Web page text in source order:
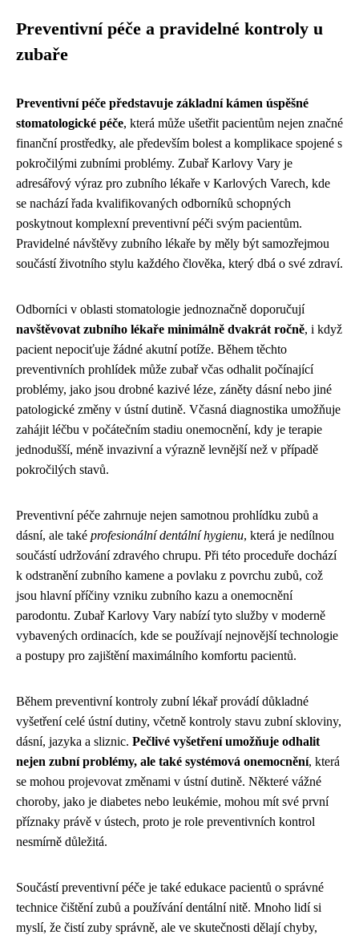
Preventivní péče a pravidelné kontroly u
zubaře
Preventivní péče představuje základní kámen úspěšné
stomatologické péče, která může ušetřit pacientům nejen značné
finanční prostředky, ale především bolest a komplikace spojené s
pokročilými zubními problémy. Zubař Karlovy Vary je
adresářový výraz pro zubního lékaře v Karlových Varech, kde
se nachází řada kvalifikovaných odborníků schopných
poskytnout komplexní preventivní péči svým pacientům.
Pravidelné návštěvy zubního lékaře by měly být samozřejmou
součástí životního stylu každého člověka, který dbá o své zdraví.
Odborníci v oblasti stomatologie jednoznačně doporučují
navštěvovat zubního lékaře minimálně dvakrát ročně, i když
pacient nepociťuje žádné akutní potíže. Během těchto
preventivních prohlídek může zubař včas odhalit počínající
problémy, jako jsou drobné kazivé léze, záněty dásní nebo jiné
patologické změny v ústní dutině. Včasná diagnostika umožňuje
zahájit léčbu v počátečním stadiu onemocnění, kdy je terapie
jednodušší, méně invazivní a výrazně levnější než v případě
pokročilých stavů.
Preventivní péče zahrnuje nejen samotnou prohlídku zubů a
dásní, ale také profesionální dentální hygienu, která je nedílnou
součástí udržování zdravého chrupu. Při této proceduře dochází
k odstranění zubního kamene a povlaku z povrchu zubů, což
jsou hlavní příčiny vzniku zubního kazu a onemocnění
parodontu. Zubař Karlovy Vary nabízí tyto služby v moderně
vybavených ordinacích, kde se používají nejnovější technologie
a postupy pro zajištění maximálního komfortu pacientů.
Během preventivní kontroly zubní lékař provádí důkladné
vyšetření celé ústní dutiny, včetně kontroly stavu zubní skloviny,
dásní, jazyka a sliznic. Pečlivé vyšetření umožňuje odhalit
nejen zubní problémy, ale také systémová onemocnění, která
se mohou projevovat změnami v ústní dutině. Některé vážné
choroby, jako je diabetes nebo leukémie, mohou mít své první
příznaky právě v ústech, proto je role preventivních kontrol
nesmírně důležitá.
Součástí preventivní péče je také edukace pacientů o správné
technice čištění zubů a používání dentální nitě. Mnoho lidí si
myslí, že čistí zuby správně, ale ve skutečnosti dělají chyby,